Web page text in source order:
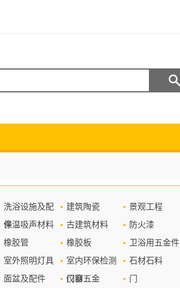
洗浴设施及配
件
建筑陶瓷 景观工程
保温吸声材料 古建筑材料 防火漆
橡胶管 橡胶板 卫浴用五金件
室外照明灯具
室内环保检测
仪器
石材石料
面盆及配件 门窗五金 门